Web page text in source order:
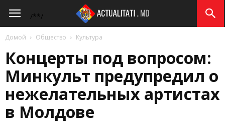
/**/
Actualitati.md
Домой Общество Культура
Концерты под вопросом:
Минкульт предупредил о
нежелательных артистах
в Молдове